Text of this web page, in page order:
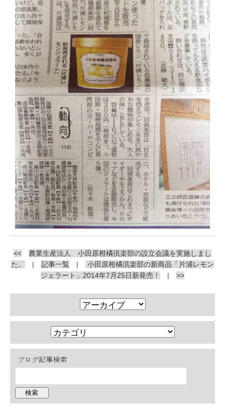
<<
農業生産法人 小田原柑橘倶楽部の設立会議を実施しまし
た。
| 記事一覧 |
小田原柑橘倶楽部の新商品「片浦レモン
ジェラート」2014年7月25日新発売！
| >>
ブログ記事検索